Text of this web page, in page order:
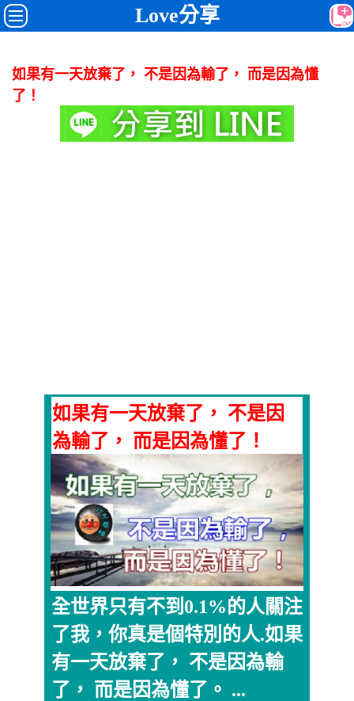
Love分享
如果有一天放棄了， 不是因為輸了， 而是因為懂
了！
如果有一天放棄了， 不是因
為輸了， 而是因為懂了！
全世界只有不到0.1%的人關注
了我，你真是個特別的人.如果
有一天放棄了， 不是因為輸
了， 而是因為懂了。 ...